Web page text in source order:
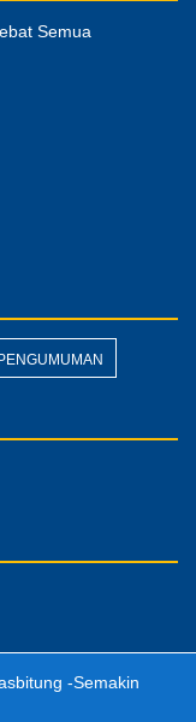
Semua
PENGUMUMAN
-Semakin